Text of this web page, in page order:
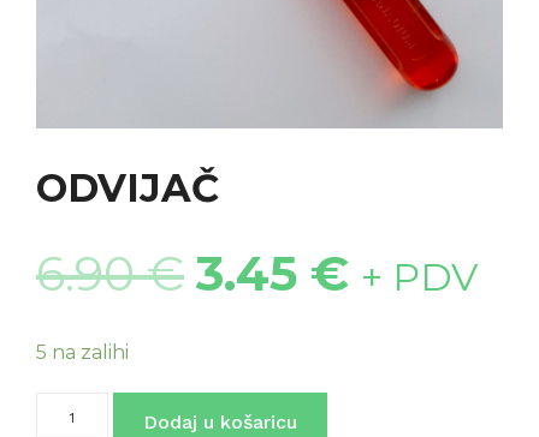
ODVIJAČ
6.90€ 3.45 € + PDV
5 na zalihi
količina
Dodaj u košaricu